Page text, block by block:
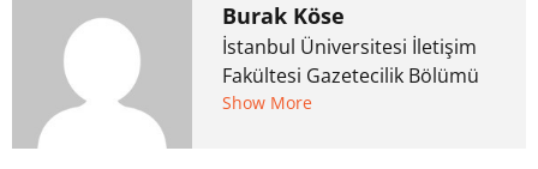
Burak Köse
İstanbul Üniversitesi İletişim
Fakültesi Gazetecilik Bölümü
mezunu. 6 yıl ana akım
Show More